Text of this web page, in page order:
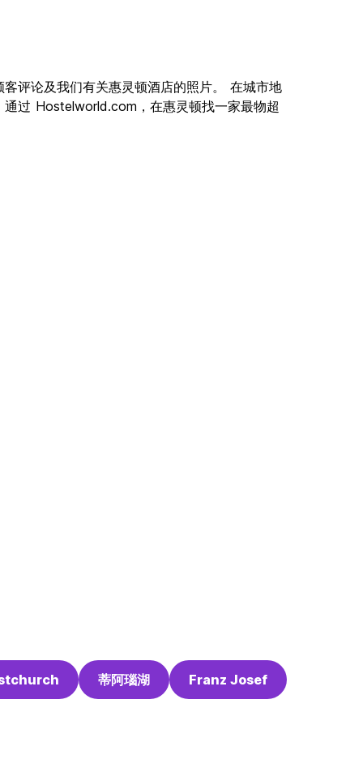
评论及我们有关惠灵顿酒店的照片。 在城市地
过 Hostelworld.com，在惠灵顿找一家最物超
蒂阿瑙湖 Franz Josef